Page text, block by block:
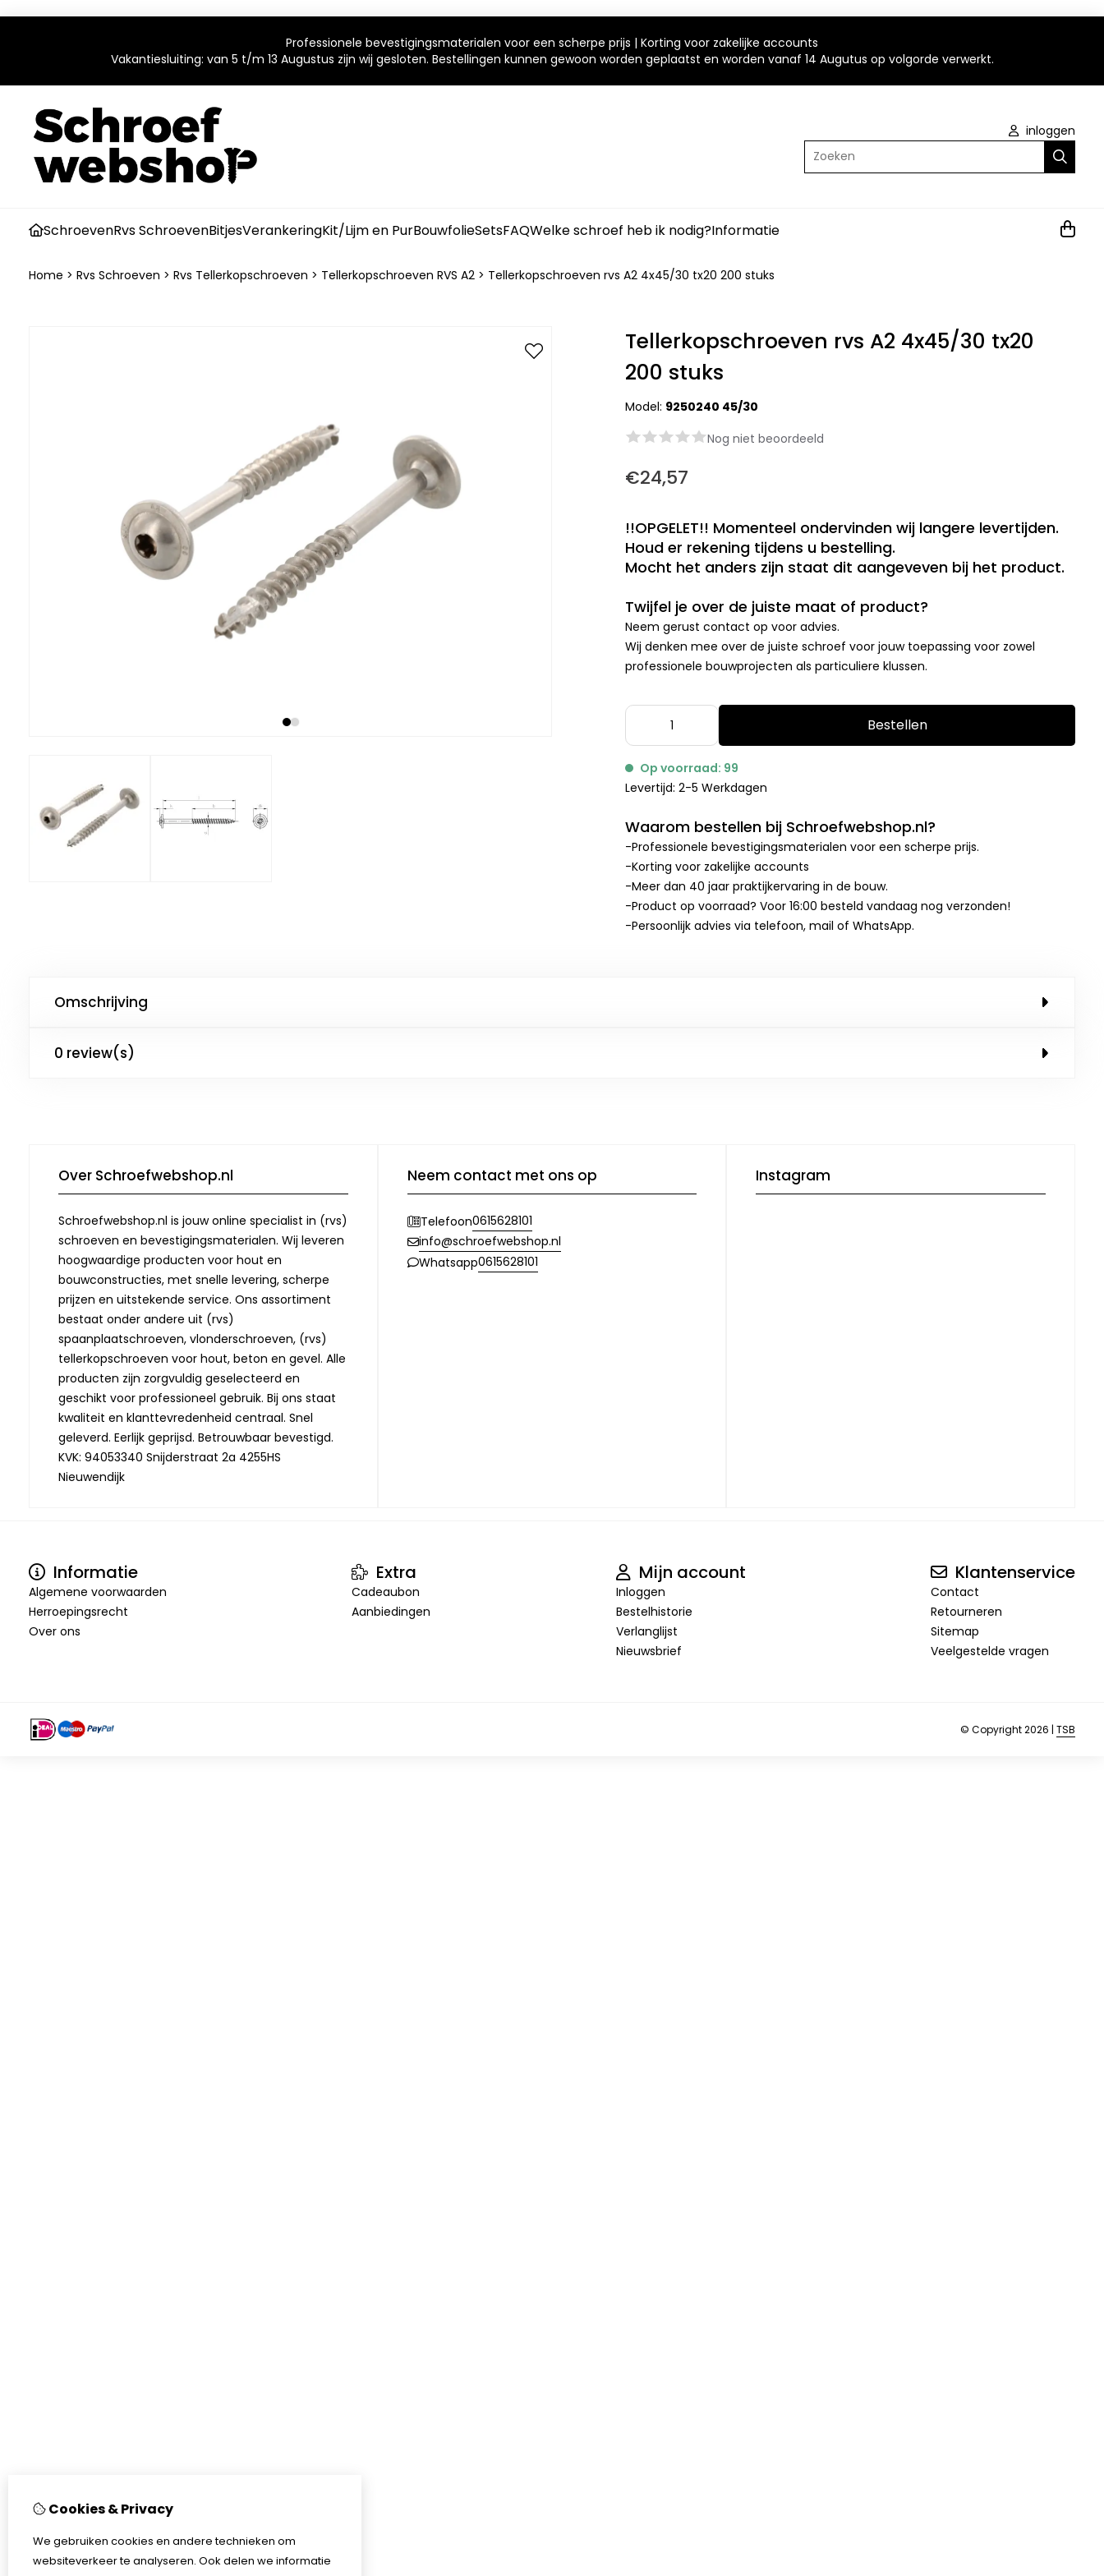
Professionele bevestigingsmaterialen voor een scherpe prijs | Korting voor zakelijke accounts
Vakantiesluiting: van 5 t/m 13 Augustus zijn wij gesloten. Bestellingen kunnen gewoon worden geplaatst en worden vanaf 14 Augutus op volgorde verwerkt.
inloggen
Zoeken
SchroevenRvs SchroevenBitjesVerankeringKit/Lijm en PurBouwfolieSetsFAQWelke schroef heb ik nodig?Informatie
Home > Rvs Schroeven > Rvs Tellerkopschroeven > Tellerkopschroeven RVS A2 > Tellerkopschroeven rvs A2 4x45/30 tx20 200 stuks
Tellerkopschroeven rvs A2 4x45/30 tx20
200 stuks
Model: 9250240 45/30
Nog niet beoordeeld
€24,57
!!OPGELET!! Momenteel ondervinden wij langere levertijden.
Houd er rekening tijdens u bestelling.
Mocht het anders zijn staat dit aangeveven bij het product.
Twijfel je over de juiste maat of product?
Neem gerust contact op voor advies.
Wij denken mee over de juiste schroef voor jouw toepassing voor zowel
professionele bouwprojecten als particuliere klussen.
Bestellen
Op voorraad: 99
Levertijd: 2-5 Werkdagen
Waarom bestellen bij Schroefwebshop.nl?
-Professionele bevestigingsmaterialen voor een scherpe prijs.
-Korting voor zakelijke accounts
-Meer dan 40 jaar praktijkervaring in de bouw.
-Product op voorraad? Voor 16:00 besteld vandaag nog verzonden!
-Persoonlijk advies via telefoon, mail of WhatsApp.
Omschrijving
0 review(s)
Over Schroefwebshop.nl
Schroefwebshop.nl is jouw online specialist in (rvs)
schroeven en bevestigingsmaterialen. Wij leveren
hoogwaardige producten voor hout en
bouwconstructies, met snelle levering, scherpe
prijzen en uitstekende service. Ons assortiment
bestaat onder andere uit (rvs)
spaanplaatschroeven, vlonderschroeven, (rvs)
tellerkopschroeven voor hout, beton en gevel. Alle
producten zijn zorgvuldig geselecteerd en
geschikt voor professioneel gebruik. Bij ons staat
kwaliteit en klanttevredenheid centraal. Snel
geleverd. Eerlijk geprijsd. Betrouwbaar bevestigd.
KVK: 94053340 Snijderstraat 2a 4255HS
Nieuwendijk
Neem contact met ons op
Telefoon0615628101
info@schroefwebshop.nl
Whatsapp0615628101
Instagram
Informatie
Algemene voorwaarden
Herroepingsrecht
Over ons
Extra
Cadeaubon
Aanbiedingen
Mijn account
Inloggen
Bestelhistorie
Verlanglijst
Nieuwsbrief
Klantenservice
Contact
Retourneren
Sitemap
Veelgestelde vragen
© Copyright 2026 | TSB
Cookies & Privacy
We gebruiken cookies en andere technieken om
websiteverkeer te analyseren. Ook delen we informatie